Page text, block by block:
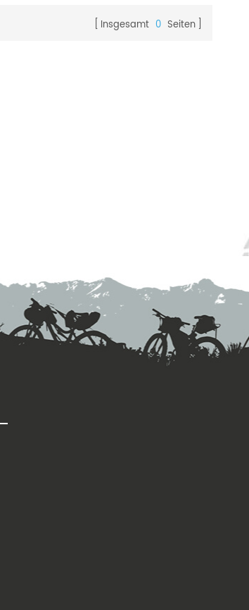
Insgesamt 0 Seiten